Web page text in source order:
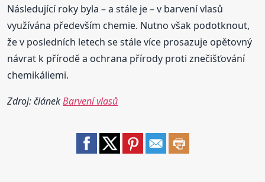
Následující roky byla – a stále je – v barvení vlasů
využívána především chemie. Nutno však podotknout,
že v posledních letech se stále více prosazuje opětovný
návrat k přírodě a ochrana přírody proti znečišťování
chemikáliemi.
Zdroj: článekBarvení vlasů